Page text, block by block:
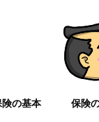
険の基本 保険